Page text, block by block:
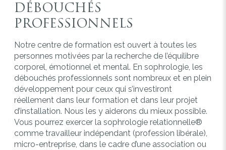
DÉBOUCHÉS
PROFESSIONNELS
Notre centre de formation est ouvert à toutes les
personnes motivées par la recherche de l’équilibre
corporel, émotionnel et mental. En sophrologie, les
débouchés professionnels sont nombreux et en plein
développement pour ceux qui s’investiront
réellement dans leur formation et dans leur projet
d’installation. Nous les y aiderons du mieux possible.
Vous pourrez exercer la sophrologie relationnelle®
comme travailleur indépendant (profession libérale),
micro-entreprise, dans le cadre d’une association ou